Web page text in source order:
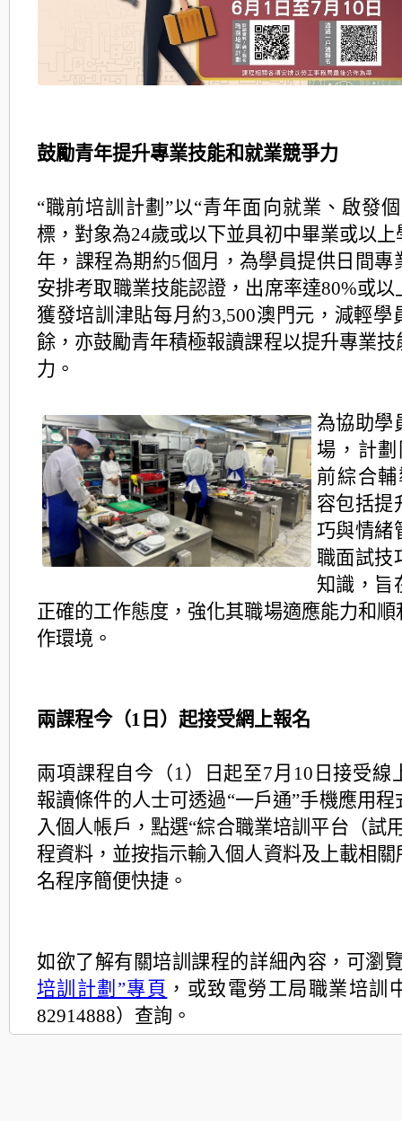
鼓勵青年提升專業技能和就業競爭力
“職前培訓計劃”以“青年面向就業、啟發
標，對象為24歲或以下並具初中畢業或以
年，課程為期約5個月，為學員提供日間專
安排考取職業技能認證，出席率達80%或以
獲發培訓津貼每月約3,500澳門元，減輕學
餘，亦鼓勵青年積極報讀課程以提升專業技
力。
為協助學
場，計
前綜合
容包括提
巧與情緒
職面試技
知識，旨
正確的工作態度，強化其職場適應能力和
作環境。
兩課程今（1日）起接受網上報名
兩項課程自今（1）日起至7月10日接受線
報讀條件的人士可透過“一戶通”手機應用
入個人帳戶，點選“綜合職業培訓平台（試
程資料，並按指示輸入個人資料及上載相關
名程序簡便快捷。
如欲了解有關培訓課程的詳細內容，可瀏
培訓計劃”專頁 ，或致電勞工局職業培訓
82914888）查詢。